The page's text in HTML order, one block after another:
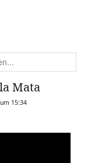
Mata
15:34